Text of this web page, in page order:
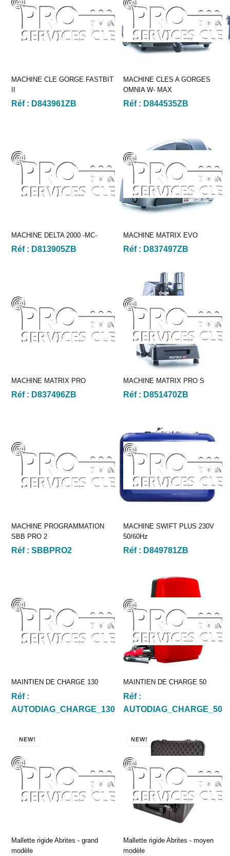
MACHINE CLE GORGE FASTBIT
Réf : D843961ZB
MACHINE CLES A GORGES
OMNIA W- MAX
Réf : D844535ZB
MACHINE DELTA 2000 -MC-
Réf : D813905ZB
MACHINE MATRIX EVO
Réf : D837497ZB
MACHINE MATRIX PRO
Réf : D837496ZB
MACHINE MATRIX PRO S
Réf : D851470ZB
MACHINE PROGRAMMATION
SBB PRO 2
Réf :SBBPRO2
MACHINE SWIFT PLUS 230V
50/60Hz
Réf : D849781ZB
MAINTIEN DE CHARGE 130
Réf :
AUTODIAG_CHARGE_130
MAINTIEN DE CHARGE 50
Réf :
AUTODIAG_CHARGE_50
NEW!
Mallette rigide Abrites - grand
modèle
NEW!
Mallette rigide Abrites - moyen
modèle